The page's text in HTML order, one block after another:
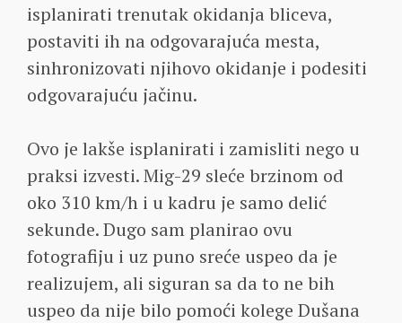
isplanirati trenutak okidanja bliceva,
postaviti ih na odgovarajuća mesta,
sinhronizovati njihovo okidanje i podesiti
odgovarajuću jačinu.
Ovo je lakše isplanirati i zamisliti nego u
praksi izvesti. Mig-29 sleće brzinom od
oko 310 km/h i u kadru je samo delić
sekunde. Dugo sam planirao ovu
fotografiju i uz puno sreće uspeo da je
realizujem, ali siguran sa da to ne bih
uspeo da nije bilo pomoći kolege Dušana